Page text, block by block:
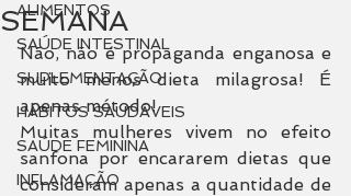
ALIMENTOS
SAÚDE INTESTINAL
SUPLEMENTAÇÃO
HÁBITOS SAUDÁVEIS
SAÚDE FEMININA
INFLAMAÇÃO
SEMANA
Não, não é propaganda enganosa e
muito menos dieta milagrosa! É
apenas método!
Muitas mulheres vivem no efeito
sanfona por encararem dietas que
consideram apenas a quantidade de